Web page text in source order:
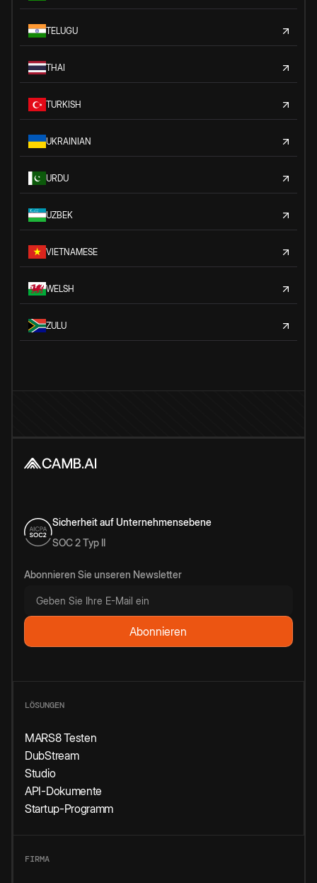
TELUGU
THAI
TURKISH
UKRAINIAN
URDU
UZBEK
VIETNAMESE
WELSH
ZULU
Sicherheit auf Unternehmensebene
SOC 2 Typ II
Abonnieren Sie unseren Newsletter
LÖSUNGEN
MARS8 Testen
DubStream
Studio
API-Dokumente
Startup-Programm
FIRMA